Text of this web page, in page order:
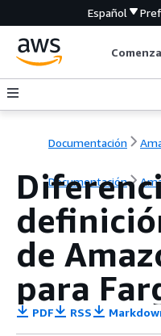
Español
Documentación
Documentación
de
para
PDF RSS